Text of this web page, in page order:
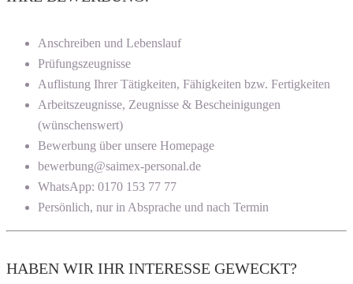
Anschreiben und Lebenslauf
Prüfungszeugnisse
Auflistung Ihrer Tätigkeiten, Fähigkeiten bzw. Fertigkeiten
Arbeitszeugnisse, Zeugnisse & Bescheinigungen
(wünschenswert)
Bewerbung über unsere Homepage
bewerbung@saimex-personal.de
WhatsApp: 0170 153 77 77
Persönlich, nur in Absprache und nach Termin
HABEN WIR IHR INTERESSE GEWECKT?